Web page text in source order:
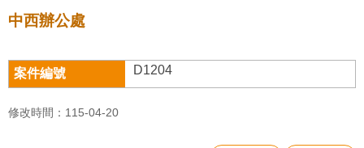
中西辦公處
D1204
修改時間：115-04-20